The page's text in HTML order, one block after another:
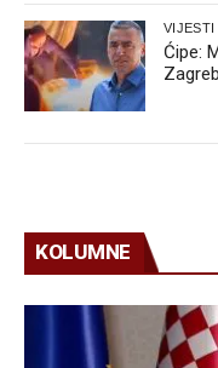
VIJESTI
Ćipe:
KOLUMNE